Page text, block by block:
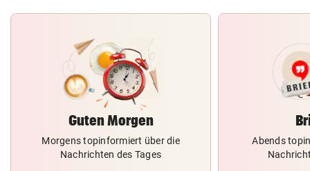
Guten Morgen
Morgens topinformiert über die
Nachrichten des Tages
Abends